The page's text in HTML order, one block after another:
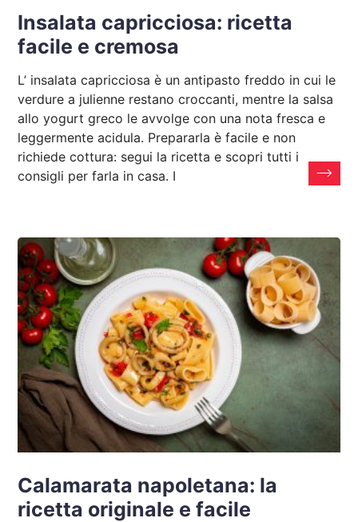
Insalata capricciosa: ricetta
facile e cremosa
L’ insalata capricciosa è un antipasto freddo in cui le
verdure a julienne restano croccanti, mentre la salsa
allo yogurt greco le avvolge con una nota fresca e
leggermente acidula. Prepararla è facile e non
richiede cottura: segui la ricetta e scopri tutti i
consigli per farla in casa. I
Calamarata napoletana: la
ricetta originale e facile